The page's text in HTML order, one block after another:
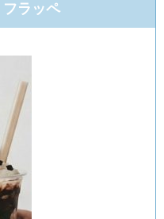
ラッペ